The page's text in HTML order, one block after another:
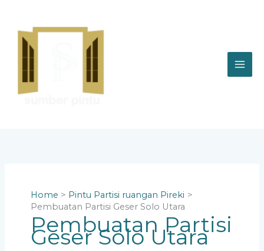
content
Home
Pintu Partisi ruangan Pireki
Pembuatan Partisi Geser Solo Utara
Pembuatan Partisi
Geser Solo Utara